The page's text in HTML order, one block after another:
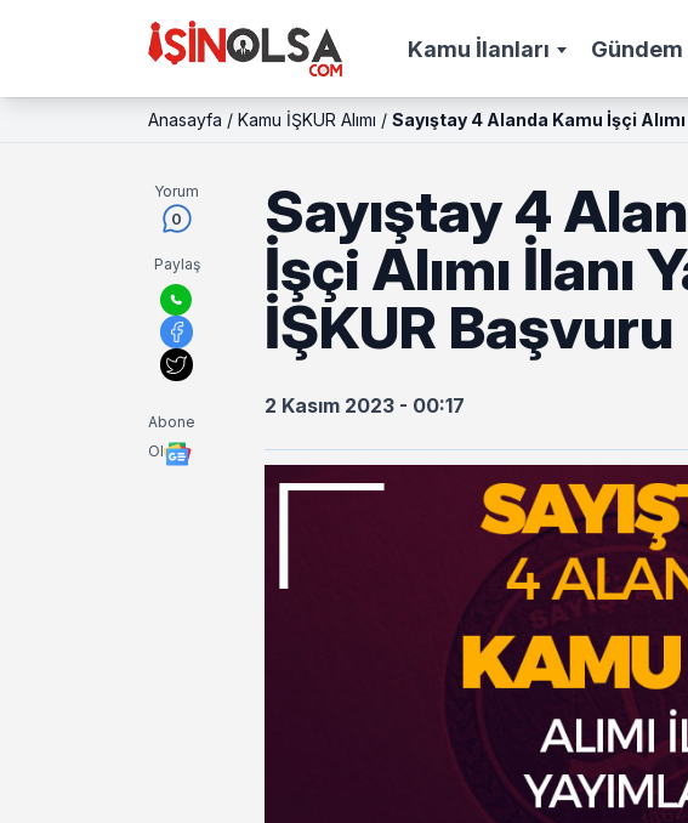
Kamu İlanları Gündem
Anasayfa / Kamu İŞKUR Alımı / Sayıştay 4 Alanda Kamu İşçi
Yorum
0
Paylaş
Abone
Ol
Sayıştay 4
İşçi Alımı İlanı
İŞKUR Başvuru
2 Kasım 2023 - 00:17